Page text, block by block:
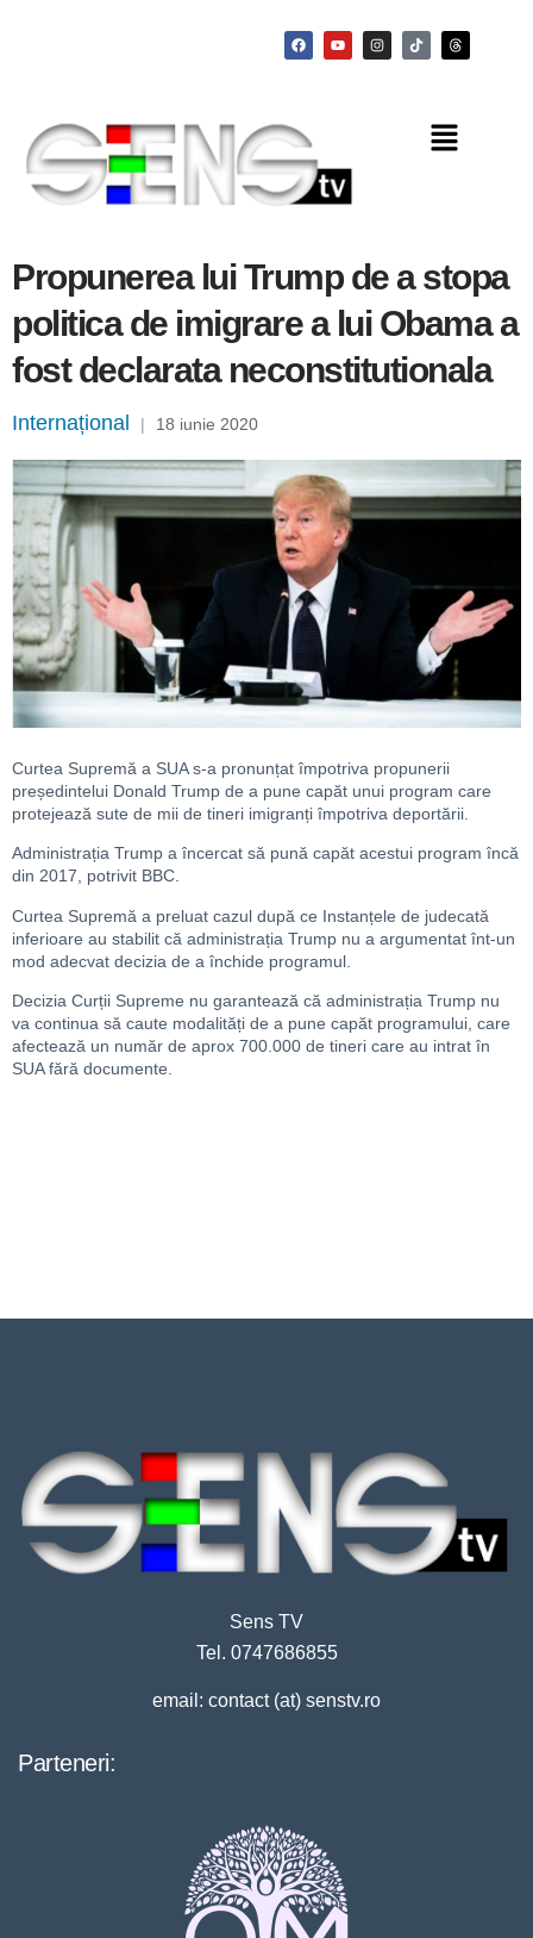
Propunerea lui Trump de a stopa
politica de imigrare a lui Obama a
fost declarata neconstitutionala
Internațional | 18 iunie 2020
Curtea Supremă a SUA s-a pronunțat împotriva propunerii
președintelui Donald Trump de a pune capăt unui program care
protejează sute de mii de tineri imigranți împotriva deportării.
Administrația Trump a încercat să pună capăt acestui program încă
din 2017, potrivit BBC.
Curtea Supremă a preluat cazul după ce Instanțele de judecată
inferioare au stabilit că administrația Trump nu a argumentat înt-un
mod adecvat decizia de a închide programul.
Decizia Curții Supreme nu garantează că administrația Trump nu
va continua să caute modalități de a pune capăt programului, care
afectează un număr de aprox 700.000 de tineri care au intrat în
SUA fără documente.
Sens TV
Tel. 0747686855
email: contact (at) senstv.ro
Parteneri: